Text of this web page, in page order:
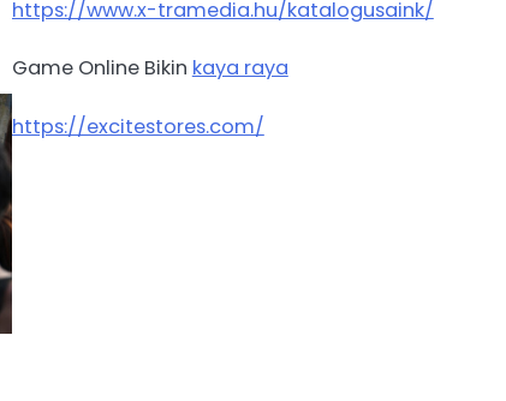
https://www.x-tramedia.hu/katalogusaink/
Game Online Bikin kaya raya
https://excitestores.com/